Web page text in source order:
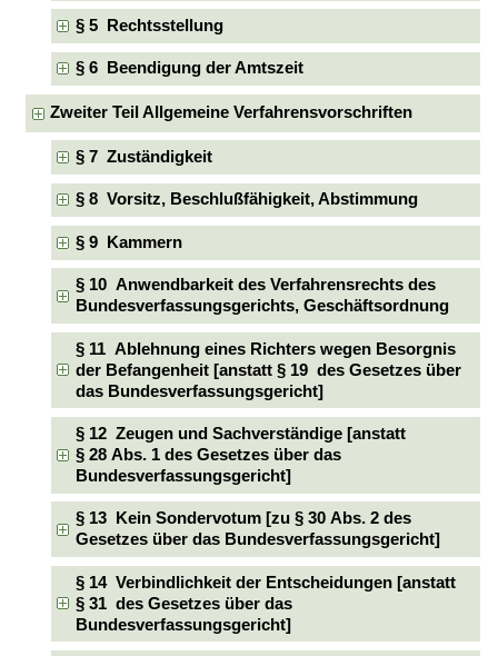
§ 5 Rechtsstellung
§ 6 Beendigung der Amtszeit
Zweiter Teil Allgemeine Verfahrensvorschriften
§ 7 Zuständigkeit
§ 8 Vorsitz, Beschlußfähigkeit, Abstimmung
§ 9 Kammern
§ 10 Anwendbarkeit des Verfahrensrechts des
Bundesverfassungsgerichts, Geschäftsordnung
§ 11 Ablehnung eines Richters wegen Besorgnis
der Befangenheit [anstatt § 19 des Gesetzes über
das Bundesverfassungsgericht]
§ 12 Zeugen und Sachverständige [anstatt
§ 28 Abs. 1 des Gesetzes über das
Bundesverfassungsgericht]
§ 13 Kein Sondervotum [zu § 30 Abs. 2 des
Gesetzes über das Bundesverfassungsgericht]
§ 14 Verbindlichkeit der Entscheidungen [anstatt
§ 31 des Gesetzes über das
Bundesverfassungsgericht]